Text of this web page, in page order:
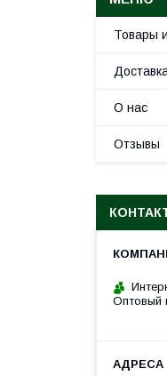
Товары
О нас
Отзывы
Оптовый